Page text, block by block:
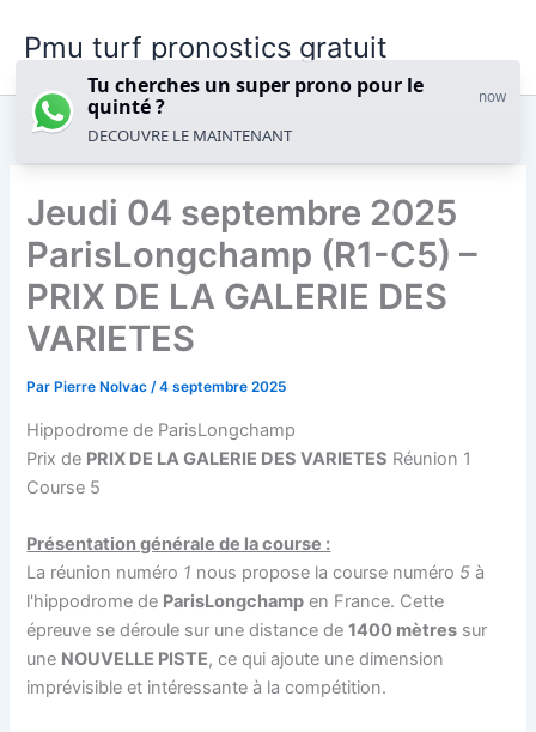
Pmu turf pronostics gratuit
Jeudi 04 septembre 2025
ParisLongchamp (R1-C5) –
PRIX DE LA GALERIE DES
VARIETES
Par Pierre Nolvac/4 septembre 2025
Hippodrome de ParisLongchamp
Prix de PRIX DE LA GALERIE DES VARIETES Réunion 1
Course 5
Présentation générale de la course :
La réunion numéro 1 nous propose la course numéro 5 à
l'hippodrome de ParisLongchamp en France. Cette
épreuve se déroule sur une distance de1400 mètres sur
une NOUVELLE PISTE, ce qui ajoute une dimension
imprévisible et intéressante à la compétition.
Tu cherches un super prono pour le
quinté ?
now
DECOUVRE LE MAINTENANT